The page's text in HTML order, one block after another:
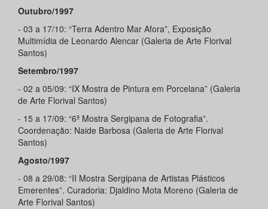
Outubro/1997
- 03 a 17/10: “Terra Adentro Mar Afora”, Exposição
Multimídia de Leonardo Alencar (Galeria de Arte Florival
Santos)
Setembro/1997
- 02 a 05/09: “IX Mostra de Pintura em Porcelana” (Galeria
de Arte Florival Santos)
- 15 a 17/09: “6ª Mostra Sergipana de Fotografia”.
Coordenação: Naide Barbosa (Galeria de Arte Florival
Santos)
Agosto/1997
- 08 a 29/08: “II Mostra Sergipana de Artistas Plásticos
Emerentes”. Curadoria: Djaldino Mota Moreno (Galeria de
Arte Florival Santos)